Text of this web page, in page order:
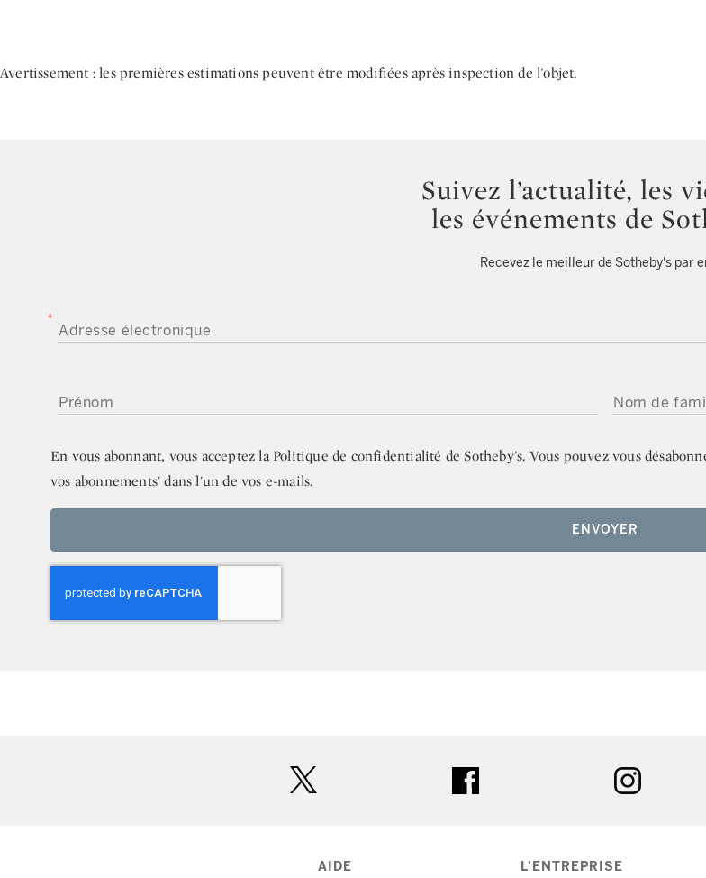
Avertissement : les premières estimations peuvent être modifiées après inspection de l’objet.
Suivez l’actualité, les
les événements de
Recevez le meilleur de Sotheby's par
En vous abonnant, vous acceptez laPolitique de confidentialité de Sotheby's. Vous pouvez vous
vos abonnements' dans l'un de vos e-mails.
ENVOYER
instagram
AIDE L'ENTREPRISE